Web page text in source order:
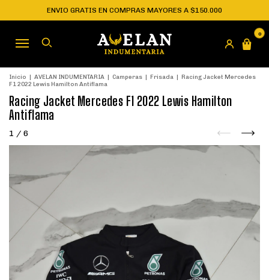
ENVIO GRATIS EN COMPRAS MAYORES A $150.000
0
Inicio | AVELAN INDUMENTARIA | Camperas | Frisada | Racing Jacket Mercedes
F1 2022 Lewis Hamilton Antiflama
Racing Jacket Mercedes F1 2022 Lewis Hamilton
Antiflama
1 / 6